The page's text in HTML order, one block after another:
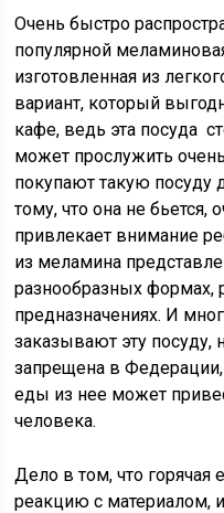
Очень быстро
популярной
изготовленная из
вариант, который
кафе, ведь эта посуда
может прослужить
покупают такую посуду
тому, что она не бьется,
привлекает внимание
из меламина
разнообразных формах,
предназначениях. И
заказывают эту посуду,
запрещена в Федерации,
еды из нее может
человека.
Дело в том, что горячая
реакцию с материалом,